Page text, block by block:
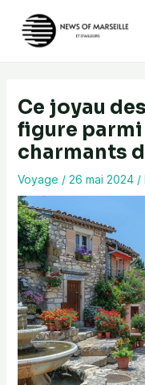
contenu
Ce joyau
figure
charmants
Voyage / 26 mai 2024 /